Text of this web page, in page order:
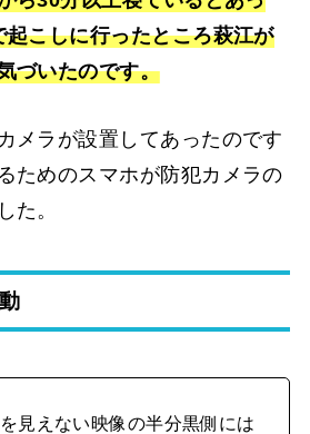
こしに行ったところ萩江が
づいたのです。
メラが設置してあったのです
ためのスマホが防犯カメラの
た。
見えない映像の半分黒側には